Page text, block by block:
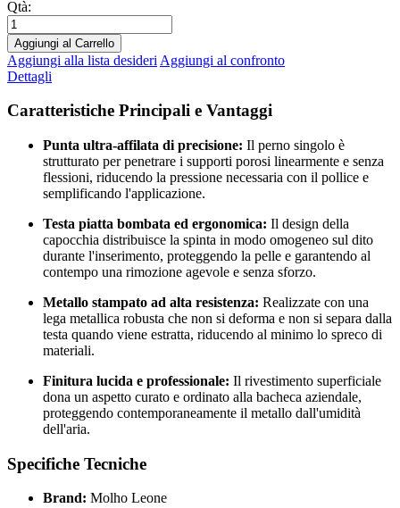
Qtà:
Aggiungi al Carrello
Aggiungi alla lista desideri Aggiungi al confronto
Dettagli
Caratteristiche Principali e Vantaggi
Punta ultra-affilata di precisione: Il perno singolo è
strutturato per penetrare i supporti porosi linearmente e senza
flessioni, riducendo la pressione necessaria con il pollice e
semplificando l'applicazione.
Testa piatta bombata ed ergonomica: Il design della
capocchia distribuisce la spinta in modo omogeneo sul dito
durante l'inserimento, proteggendo la pelle e garantendo al
contempo una rimozione agevole e senza sforzo.
Metallo stampato ad alta resistenza: Realizzate con una
lega metallica robusta che non si deforma e non si separa dalla
testa quando viene estratta, riducendo al minimo lo spreco di
materiali.
Finitura lucida e professionale: Il rivestimento superficiale
dona un aspetto curato e ordinato alla bacheca aziendale,
proteggendo contemporaneamente il metallo dall'umidità
dell'aria.
Specifiche Tecniche
Brand: Molho Leone